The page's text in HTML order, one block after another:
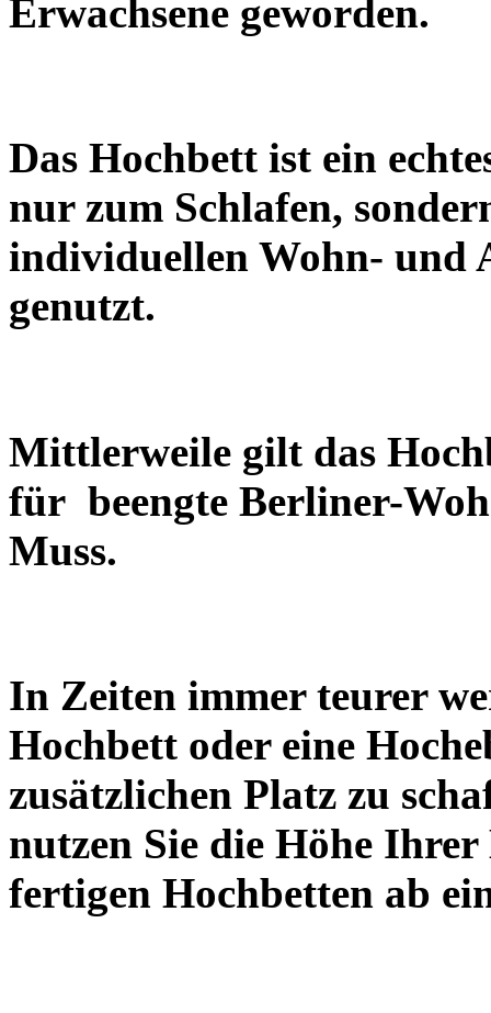
Erwachsene geworden.
Das Hochbett ist ein
nur zum Schlafen,
individuellen Wohn- und
genutzt.
Mittlerweile gilt das
für beengte Berliner-
Muss.
In Zeiten immer teurer
Hochbett oder eine
zusätzlichen Platz zu
nutzen Sie die Höhe
fertigen Hochbetten ab